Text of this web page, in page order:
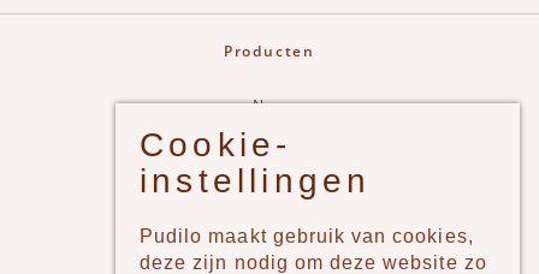
Producten
New
Jongens
Meisjes
Merken
Cookie-
instellingen
Pudilo maakt gebruik van cookies,
deze zijn nodig om deze website zo